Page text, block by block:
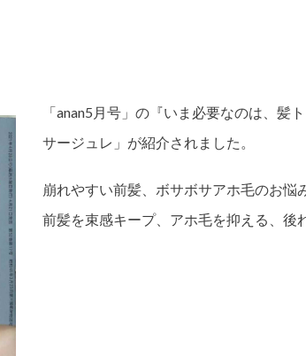
「anan5月号」の『いま必要なのは、髪
サージュレ」が紹介されました。
崩れやすい前髪、ボサボサアホ毛のお悩
前髪を束感キープ、アホ毛を抑える、後